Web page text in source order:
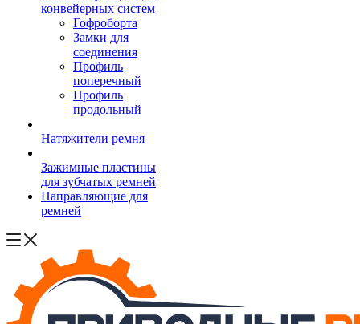
конвейерных систем
Гофроборта
Замки для
соединения
Профиль
поперечный
Профиль
продольный
Натяжители ремня
Зажимные пластины
для зубчатых ремней
Направляющие для
ремней